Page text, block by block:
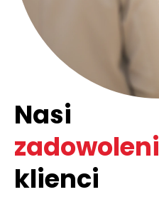
Nasi
zadowoleni
klienci